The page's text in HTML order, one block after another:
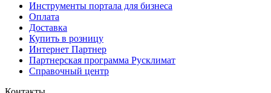
Инструменты портала для бизнеса
Оплата
Доставка
Купить в розницу
Интернет Партнер
Партнерская программа Русклимат
Справочный центр